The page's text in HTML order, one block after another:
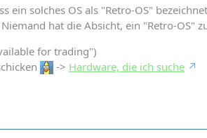
ein solches OS als "Retro-OS"
hat die Absicht, ein "Retro-OS"
for trading")
-> Hardware, die ich suche